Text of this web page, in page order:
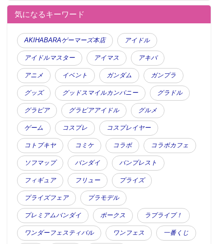
気になるキーワード
AKIHABARAゲーマーズ本店 アイドル
アイドルマスター アイマス アキバ
アニメ イベント ガンダム ガンプラ
グッズ グッドスマイルカンパニー グラドル
グラビア グラビアアイドル グルメ
ゲーム コスプレ コスプレイヤー
コトブキヤ コミケ コラボ コラボカフェ
ソフマップ バンダイ バンプレスト
フィギュア フリュー プライズ
プライズフェア プラモデル
プレミアムバンダイ ボークス ラブライブ！
ワンダーフェスティバル ワンフェス 一番くじ